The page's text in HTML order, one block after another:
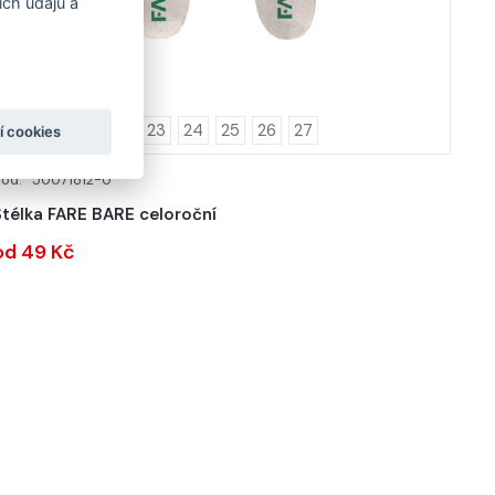
19 20 23 24 25 26 27
*50071812-0
FARE BARE celoroční
49 Kč
cookies